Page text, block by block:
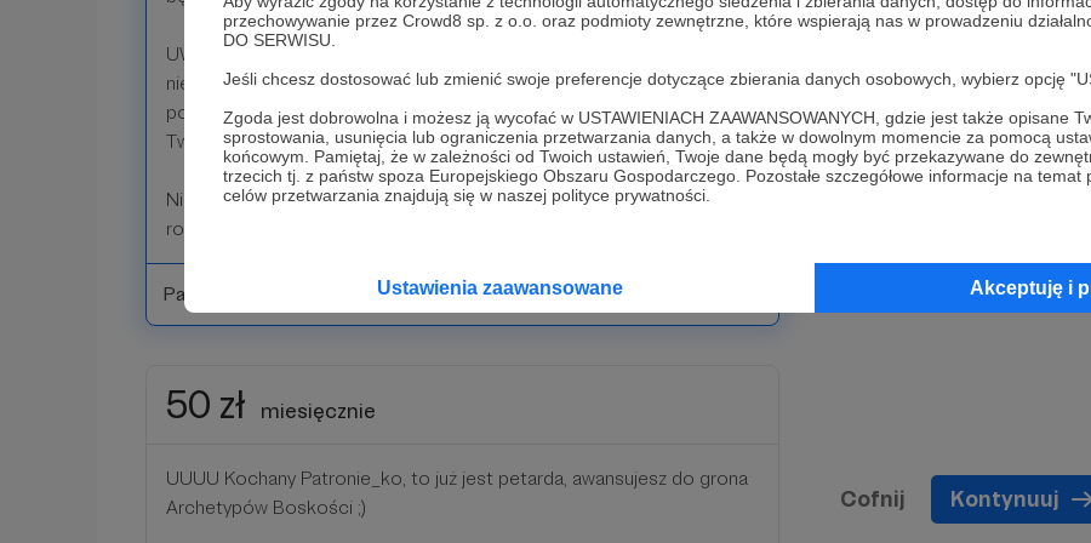
przechowywanie przez Crowd8 sp. z o.o. oraz podmioty zewnętrzne, które wspierają nas w prowadzeniu
DO SERWISU.
Jeśli chcesz dostosować lub zmienić swoje preferencje dotyczące zbierania danych osobowych, wybierz opcję
Zgoda jest dobrowolna i możesz ją wycofać w USTAWIENIACH ZAAWANSOWANYCH, gdzie jest także opisane
sprostowania, usunięcia lub ograniczenia przetwarzania danych, a także w dowolnym momencie za pomocą
końcowym. Pamiętaj, że w zależności od Twoich ustawień, Twoje dane będą mogły być przekazywane do
trzecich tj. z państw spoza Europejskiego Obszaru Gospodarczego. Pozostałe szczegółowe informacje na
celów przetwarzania znajdują się w naszej polityce prywatności.
Ustawienia zaawansowane Akceptuję i
UWAGA - dostęp do tajnej grupy na FB, gdzie będę zamieszczała
niepublikowane gdzieś indziej treści - gotowe ćwiczenia, opisy metod,
polecane filmy, inforgrafiki i całą masę innych narzędzi, które wzbogacą
Twoją pracę nad zmianą, której dla siebie chcesz.
Nigdzie nie dostaniesz tyle inspiracji w jednym miejscu - Twoja praca
rozwojowa nad sobą stanie się łatwiejsza :)
Patroni: 0
50 zł miesięcznie
UUUU Kochany Patronie_ko, to już jest petarda, awansujesz do grona
Archetypów Boskości ;)
Cofnij Kontynuuj